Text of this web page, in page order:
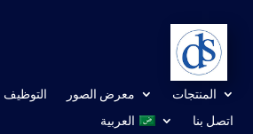
المنتجات معرض الصور
التوظيف
اتصل بنا العربية